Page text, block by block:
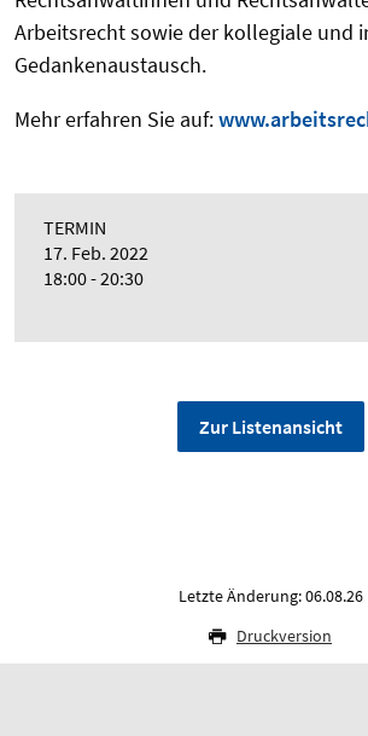
Arbeitsrecht sowie der kollegiale und
Gedankenaustausch.
Mehr erfahren Sie auf:
TERMIN
17. Feb. 2022
18:00 - 20:30
Zur Listenansicht
Letzte Änderung: 06.08.26
Druckversion